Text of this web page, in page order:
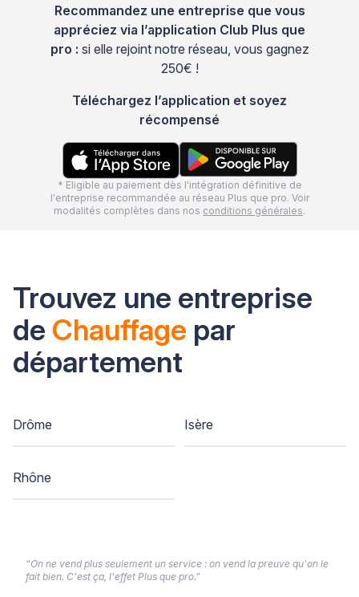
Recommandez une entreprise que vous
appréciez via l’application Club Plus que
pro : si elle rejoint notre réseau, vous gagnez
250€ !
Téléchargez l’application et soyez
récompensé
* Eligible au paiement dès l'intégration définitive de
l'entreprise recommandée au réseau Plus que pro. Voir
modalités complètes dans nos conditions générales.
Trouvez une entreprise
de Chauffage par
département
Drôme Isère
Rhône
“On ne vend plus seulement un service : on vend la preuve qu'on le
fait bien. C'est ça, l'effet Plus que pro.”